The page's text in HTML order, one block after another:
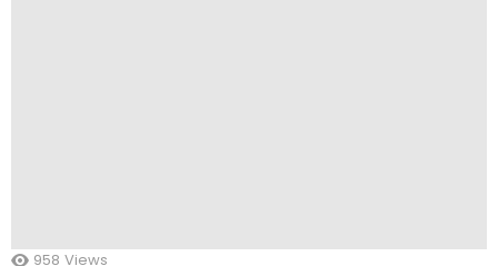
958 Views